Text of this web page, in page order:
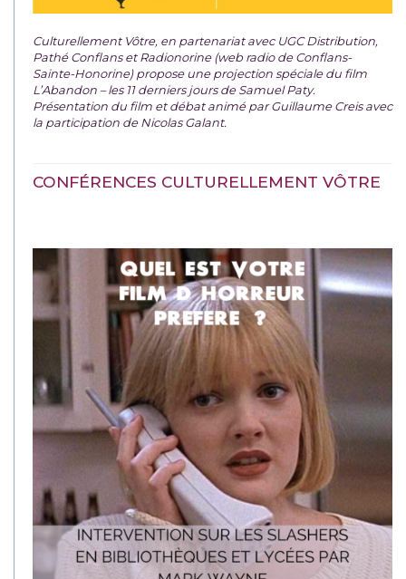
Culturellement Vôtre, en partenariat avec UGC Distribution,
Pathé Conflans et Radionorine (web radio de Conflans-
Sainte-Honorine) propose une projection spéciale du film
L’Abandon – les 11 derniers jours de Samuel Paty.
Présentation du film et débat animé par Guillaume Creis avec
la participation de Nicolas Galant.
CONFÉRENCES CULTURELLEMENT VÔTRE